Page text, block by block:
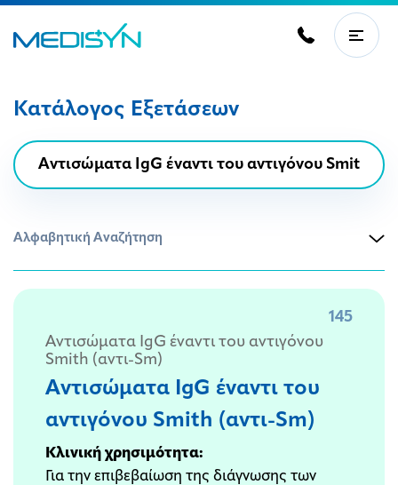
Κατάλογος Εξετάσεων
Αλφαβητική Αναζήτηση
145
Αντισώματα IgG έναντι του αντιγόνου
Smith (αντι-Sm)
Αντισώματα IgG έναντι του
αντιγόνου Smith (αντι-Sm)
Κλινική χρησιμότητα:
Για την επιβεβαίωση της διάγνωσης των